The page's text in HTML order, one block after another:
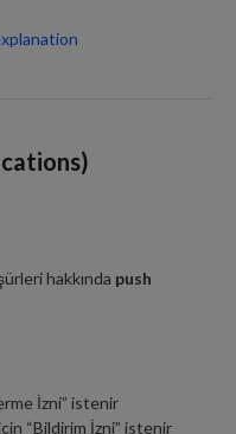
hakkında push
İzni” istenir
“Bildirim İzni” istenir